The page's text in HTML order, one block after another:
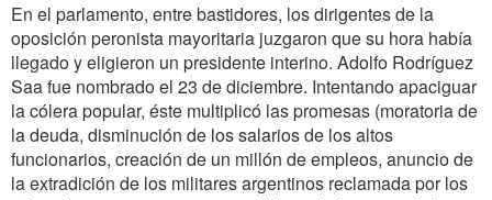
En el parlamento, entre bastidores, los dirigentes de la
oposición peronista mayoritaria juzgaron que su hora había
llegado y eligieron un presidente interino. Adolfo Rodríguez
Saa fue nombrado el 23 de diciembre. Intentando apaciguar
la cólera popular, éste multiplicó las promesas (moratoria de
la deuda, disminución de los salarios de los altos
funcionarios, creación de un millón de empleos, anuncio de
la extradición de los militares argentinos reclamada por los